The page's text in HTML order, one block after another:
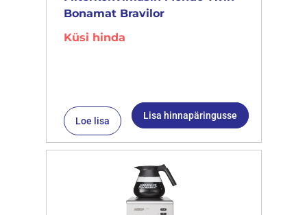
Bonamat Bravilor
Küsi hinda
Loe lisa Lisa hinnapäringusse